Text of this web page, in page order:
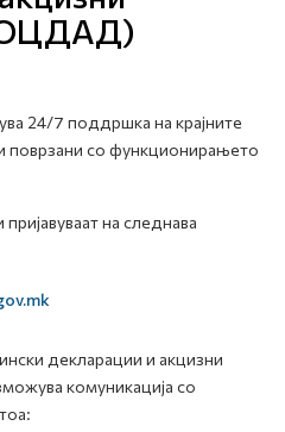
24/7 поддршка на крајните
поврзани со функционирањето
на следнава
декларации и акцизни
комуникација со